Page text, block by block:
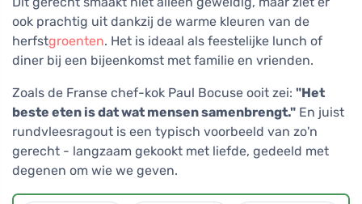
ook prachtig uit dankzij de warme kleuren van de
herfstgroenten. Het is ideaal als feestelijke lunch of
diner bij een bijeenkomst met familie en vrienden.
Zoals de Franse chef-kok Paul Bocuse ooit zei: "Het
beste eten is dat wat mensen samenbrengt." En juist
rundvleesragout is een typisch voorbeeld van zo'n
gerecht - langzaam gekookt met liefde, gedeeld met
degenen om wie we geven.